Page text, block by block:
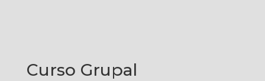
Curso Grupal